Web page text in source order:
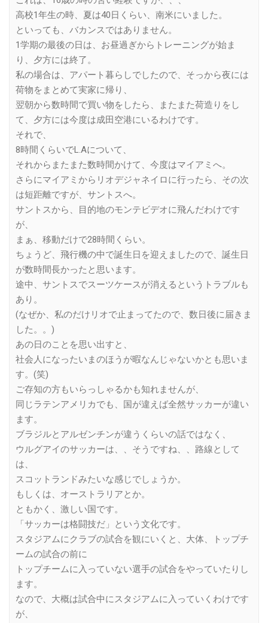
高校1年生の時、夏は40日くらい、南米にいました。
といっても、バカンスではありません。
1学期の最後の日は、お昼過ぎからトレーニングが始ま
り、夕方には終了。
私の場合は、アパート暮らしでしたので、そっから夜には
荷物をまとめて実家に帰り、
翌朝から数時間で買い物をしたら、またまた荷造りをし
て、夕方には今度は成田空港にいるわけです。
それで、
8時間くらいでL.Aについて、
それからまたまた数時間かけて、今度はマイアミへ。
さらにマイアミからリオデジャネイロに行ったら、その次
は短距離ですが、サントスへ。
サントスから、目的地のモンテビデオに飛んだわけです
が、
まぁ、移動だけで28時間くらい。
ちょうど、飛行機の中で誕生日を迎えましたので、誕生日
が数時間長かったと思います。
途中、サントスでスーツケースが消えるというトラブルも
あり。
(なぜか、私のだけリオで止まってたので、数日後に届きま
した。。)
あの日のことを思い出すと、
社会人になったいまのほうが暇なんじゃないかとも思いま
す。(笑)
ご存知の方もいらっしゃるかも知れませんが、
同じラテンアメリカでも、国が違えば全然サッカーが違い
ます。
ブラジルとアルゼンチンが違うくらいの話ではなく、
ウルグアイのサッカーは、、そうですね、、路線として
は、
スコットランドみたいな感じでしょうか。
もしくは、オーストラリアとか。
ともかく、激しい国です。
「サッカーは格闘技だ」という文化です。
スタジアムにクラブの試合を観にいくと、大体、トップチ
ームの試合の前に
トップチームに入っていない選手の試合をやっていたりし
ます。
なので、大概は試合中にスタジアムに入っていくわけです
が、